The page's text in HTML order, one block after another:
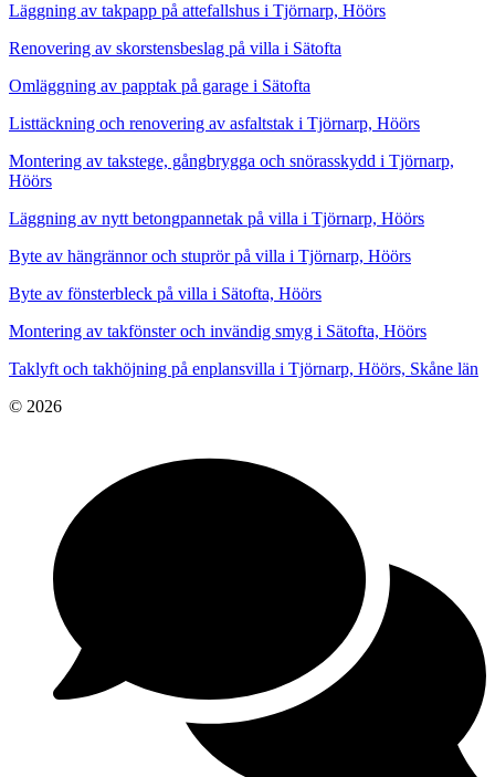
Läggning av takpapp på attefallshus i Tjörnarp, Höörs
Renovering av skorstensbeslag på villa i Sätofta
Omläggning av papptak på garage i Sätofta
Listtäckning och renovering av asfaltstak i Tjörnarp, Höörs
Montering av takstege, gångbrygga och snörasskydd i Tjörnarp,
Höörs
Läggning av nytt betongpannetak på villa i Tjörnarp, Höörs
Byte av hängrännor och stuprör på villa i Tjörnarp, Höörs
Byte av fönsterbleck på villa i Sätofta, Höörs
Montering av takfönster och invändig smyg i Sätofta, Höörs
Taklyft och takhöjning på enplansvilla i Tjörnarp, Höörs, Skåne län
© 2026